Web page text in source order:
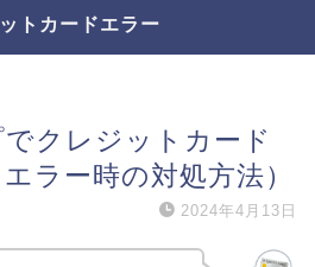
トカードエラー
クレジットカード
ラー時の対処方法）
2024年4月13日